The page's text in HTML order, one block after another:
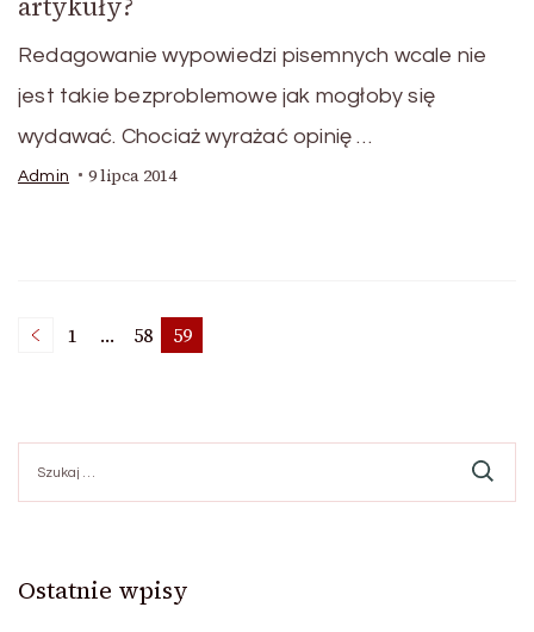
Redagowanie wypowiedzi pisemnych wcale nie
jest takie bezproblemowe jak mogłoby się
wydawać. Chociaż wyrażać opinię …
Admin 9 lipca 2014
Nawigacja
po
wpisach
Page
1 … Page
58 Page
59
Ostatnie wpisy